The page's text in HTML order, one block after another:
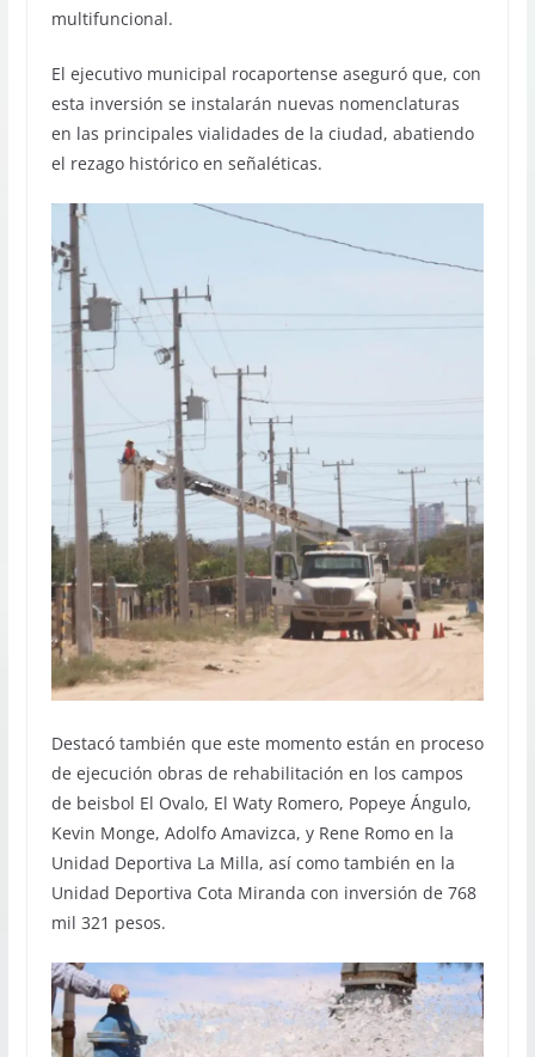
multifuncional.
El ejecutivo municipal rocaportense aseguró que, con
esta inversión se instalarán nuevas nomenclaturas
en las principales vialidades de la ciudad, abatiendo
el rezago histórico en señaléticas.
Destacó también que este momento están en proceso
de ejecución obras de rehabilitación en los campos
de beisbol El Ovalo, El Waty Romero, Popeye Ángulo,
Kevin Monge, Adolfo Amavizca, y Rene Romo en la
Unidad Deportiva La Milla, así como también en la
Unidad Deportiva Cota Miranda con inversión de 768
mil 321 pesos.